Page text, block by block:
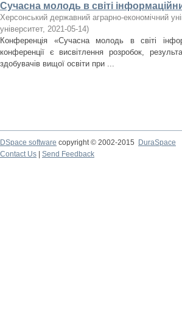
Сучасна молодь в світі
Херсонський державний аграрно-економічний
університет, 2021-05-14)
Конференція «Сучасна молодь в світі
конференції є висвітлення розробок,
здобувачів вищої освіти при ...
DSpace software copyright © 2002-2015
DuraSpace
Contact Us
Send Feedback